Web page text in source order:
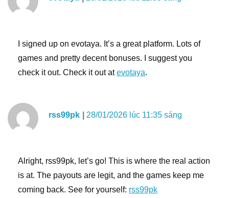
I signed up on evotaya. It’s a great platform. Lots of
games and pretty decent bonuses. I suggest you
check it out. Check it out atevotaya.
rss99pk 28/01/2026 lúc 11:35 sáng
Alright, rss99pk, let’s go! This is where the real action
is at. The payouts are legit, and the games keep me
coming back. See for yourself: rss99pk